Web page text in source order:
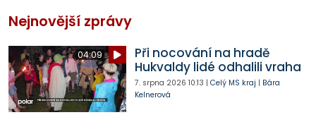
Nejnovější zprávy
04:09
Při nocování na hradě
Hukvaldy lidé odhalili vraha
7. srpna 2026 10:13 | Celý MS kraj | Bára
Kelnerová